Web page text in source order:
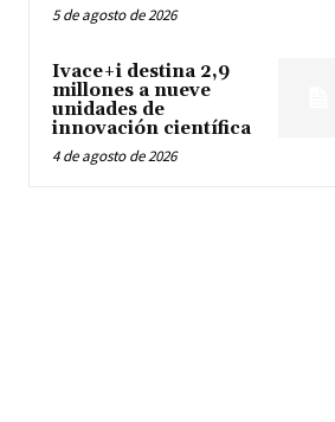
5 de agosto de 2026
Ivace+i destina 2,9
millones a nueve
unidades de
innovación científica
4 de agosto de 2026